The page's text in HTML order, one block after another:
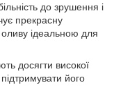
до зрушення і
прекрасну
ідеальною для
досягти високої
його